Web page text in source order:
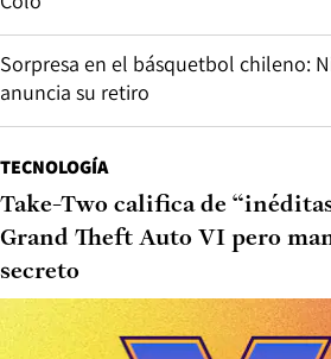
Sorpresa en el básquetbol chileno:
anuncia su retiro
TECNOLOGÍA
Take-Two califica de
Grand Theft Auto VI pero
secreto